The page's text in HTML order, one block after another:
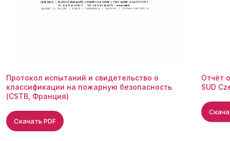
Протокол испытаний и свидетельство о
классификации на пожарную безопасность
(CSTB, Франция)
Скачать PDF
Отчёт
SUD